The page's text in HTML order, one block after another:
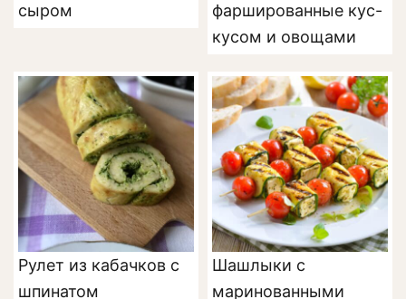
сыром
фаршированные кус-
кусом и овощами
Рулет из кабачков с
шпинатом
Шашлыки с
маринованными